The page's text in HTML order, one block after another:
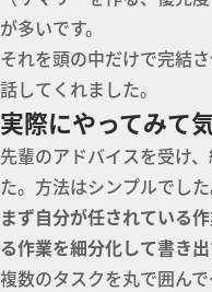
が多いです。
それを頭の中だけで完結
話してくれました。
実際にやってみて
先輩のアドバイスを受け
た。方法はシンプルでした
まず自分が任されている
る作業を細分化して書き出
複数のタスクを丸で囲ん